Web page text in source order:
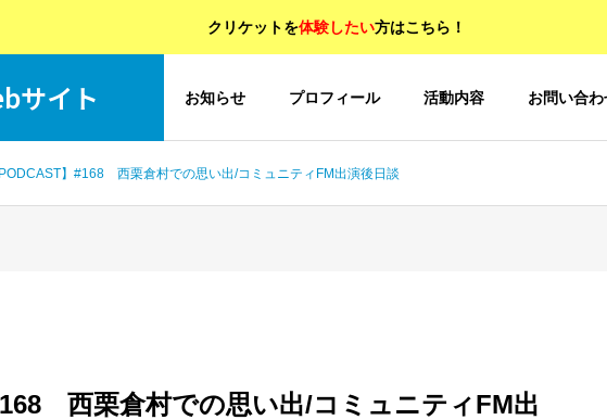
クリケットを体験したい方はこちら！
サイト お知らせ プロフィール 活動内容 お問い合わ
PODCAST】#168 西栗倉村での思い出/コミュニティFM出演後日談
西栗倉村での思い出/コミュニティFM出